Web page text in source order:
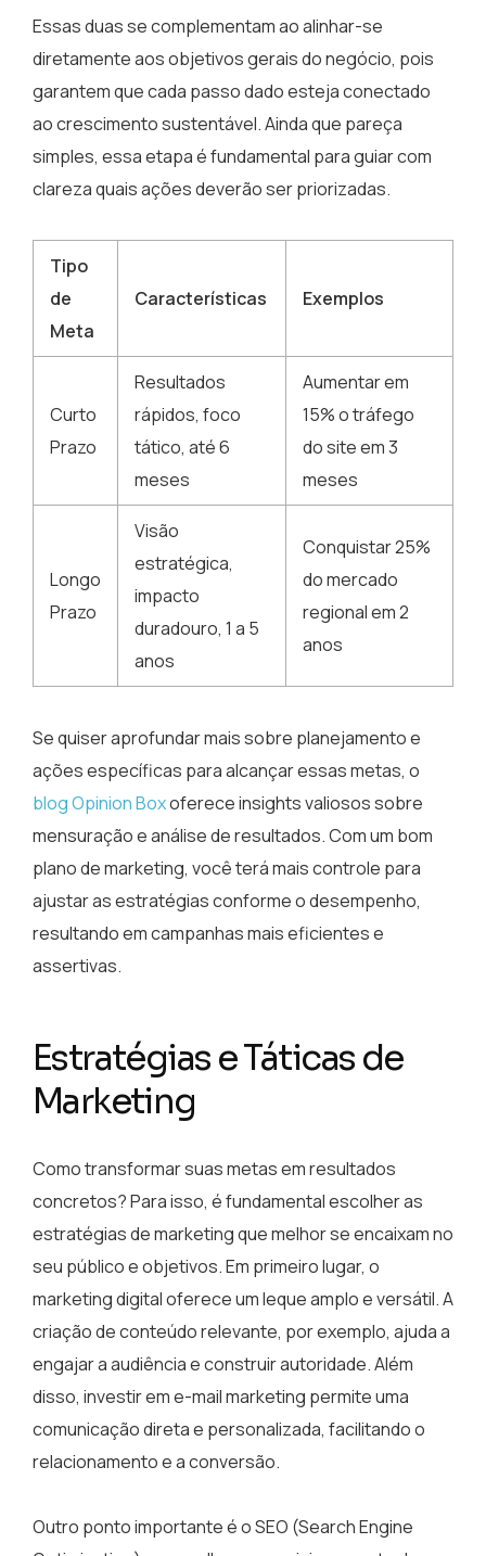
Essas duas se complementam ao alinhar-se
diretamente aos objetivos gerais do negócio, pois
garantem que cada passo dado esteja conectado
ao crescimento sustentável. Ainda que pareça
simples, essa etapa é fundamental para guiar com
clareza quais ações deverão ser priorizadas.
Tipo
de
Meta
Características Exemplos
Curto
Prazo
Resultados
rápidos, foco
tático, até 6
meses
Aumentar em
15% o tráfego
do site em 3
meses
Longo
Prazo
Visão
estratégica,
impacto
duradouro, 1 a 5
anos
Conquistar 25%
do mercado
regional em 2
anos
Se quiser aprofundar mais sobre planejamento e
ações específicas para alcançar essas metas, o
blog Opinion Boxoferece insights valiosos sobre
mensuração e análise de resultados. Com um bom
plano de marketing, você terá mais controle para
ajustar as estratégias conforme o desempenho,
resultando em campanhas mais eficientes e
assertivas.
Estratégias e Táticas de
Marketing
Como transformar suas metas em resultados
concretos? Para isso, é fundamental escolher as
estratégias de marketing que melhor se encaixam no
seu público e objetivos. Em primeiro lugar, o
marketing digital oferece um leque amplo e versátil. A
criação de conteúdo relevante, por exemplo, ajuda a
engajar a audiência e construir autoridade. Além
disso, investir em e-mail marketing permite uma
comunicação direta e personalizada, facilitando o
relacionamento e a conversão.
Outro ponto importante é o SEO (Search Engine